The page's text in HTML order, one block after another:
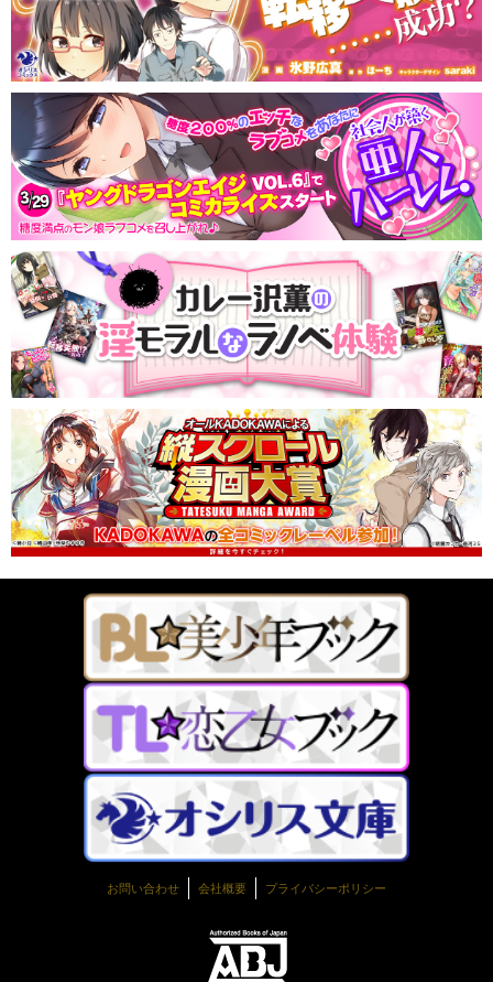
お問い合わせ 会社概要 プライバシーポリシー